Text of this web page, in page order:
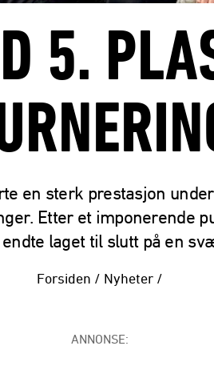
5.
en sterk prestasjon
Etter et imponerende
laget til slutt på en
Forsiden / Nyheter /
ANNONSE: